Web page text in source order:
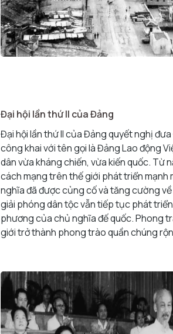
Đại hội lần thứ II của Đảng
Đại hội lần thứ II của Đảng quyết nghị
công khai với tên gọi là Đảng Lao động
dân vừa kháng chiến, vừa kiến quốc. Từ
cách mạng trên thế giới phát triển mạnh
nghĩa đã được củng cố và tăng cường
giải phóng dân tộc vẫn tiếp tục phát
phương của chủ nghĩa đế quốc. Phong
giới trở thành phong trào quần chúng